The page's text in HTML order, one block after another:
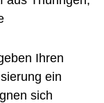
Ihren
ein
sich